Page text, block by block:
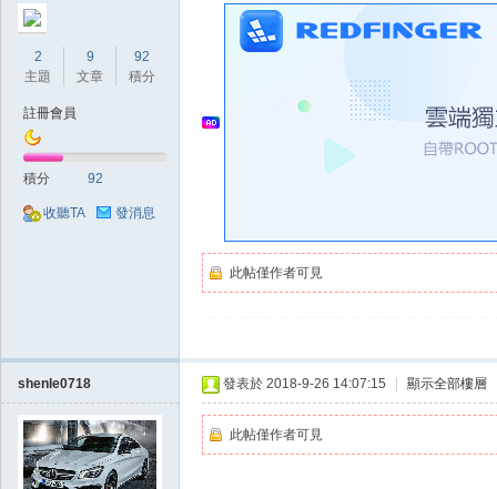
2
主題
9
文章
92
積分
註冊會員
積分 92
收聽TA 發消息
此帖僅作者可見
shenle0718 發表於 2018-9-26 14:07:15 顯示全部樓層
此帖僅作者可見